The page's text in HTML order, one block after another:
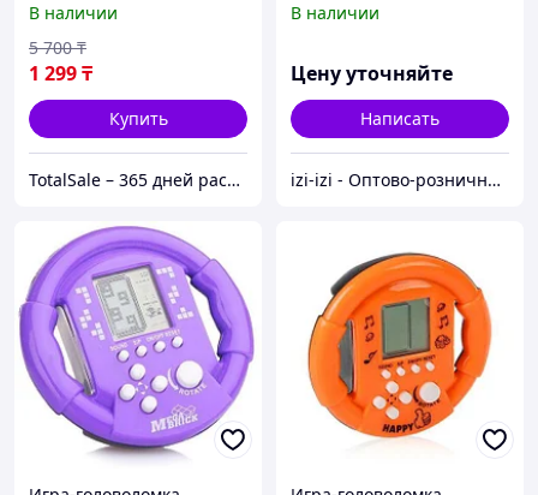
форме гоночного руля
(Фиолетовый)
В наличии
1 299₸
5 700 ₸
Купить
TotalSale – 365 дней распродажи
В наличии
Цену уточняйте
Написать
izi-izi - Оптово-розничный Склад - товары на заказ до двери! Cамые уникальные и полезные товары.